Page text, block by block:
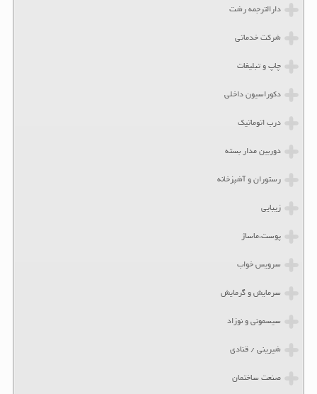
دارالترجمه رشت
شرکت خدماتی
چاپ و تبلیغات
دکوراسیون داخلی
درب اتوماتیک
دوربین مدار بسته
رستوران و آشپزخانه
زیبایی
پوست،ماساژ
سرویس خواب
سرمایش و گرمایش
سیسمونی و نوزاد
شیرینی / قنادی
صنعت ساختمان